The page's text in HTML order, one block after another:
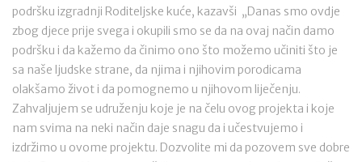
podršku izgradnji Roditeljske kuće, kazavši „Danas smo ovdje
zbog djece prije svega i okupili smo se da na ovaj način damo
podršku i da kažemo da činimo ono što možemo učiniti što je
sa naše ljudske strane, da njima i njihovim porodicama
olakšamo život i da pomognemo u njihovom liječenju.
Zahvaljujem se udruženju koje je na čelu ovog projekta i koje
nam svima na neki način daje snagu da i učestvujemo i
izdržimo u ovome projektu. Dozvolite mi da pozovem sve dobre